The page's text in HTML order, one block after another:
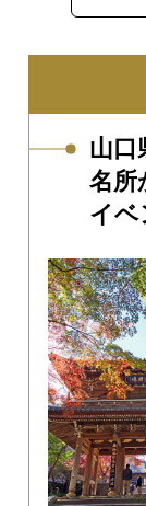
山口
名所
イベ